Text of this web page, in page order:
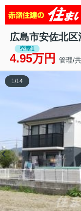
広島市安佐北
空室1
4.95万円 管理/
1/14